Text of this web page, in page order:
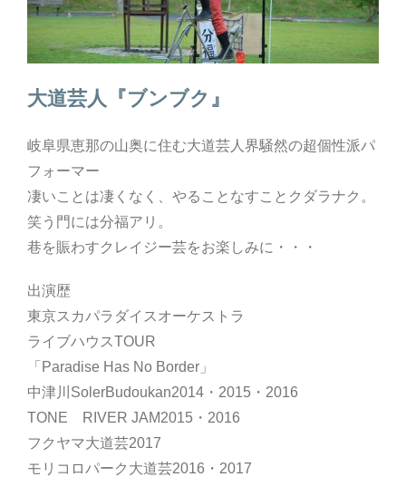
大道芸人『ブンブク』
岐阜県恵那の山奥に住む大道芸人界騒然の超個性派パ
フォーマー
凄いことは凄くなく、やることなすことクダラナク。
笑う門には分福アリ。
巷を賑わすクレイジー芸をお楽しみに・・・
出演歴
東京スカパラダイスオーケストラ
ライブハウスTOUR
「Paradise Has No Border」
中津川SolerBudoukan2014・2015・2016
TONE RIVER JAM2015・2016
フクヤマ大道芸2017
モリコロパーク大道芸2016・2017